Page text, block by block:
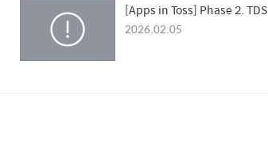
[Apps in Toss] Phase 2. TDS
2026.02.05